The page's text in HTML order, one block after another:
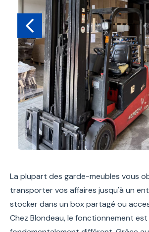
La plupart des garde-meubles vous
transporter vos affaires jusqu'à un
stocker dans un box partagé ou
Chez Blondeau, le fonctionnement est